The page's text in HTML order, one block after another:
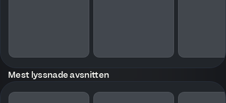
Mest lyssnade avsnitten